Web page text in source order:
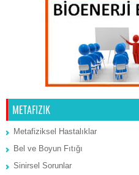
METAFIZIK
Metafiziksel Hastalıklar
Bel ve Boyun Fıtığı
Sinirsel Sorunlar